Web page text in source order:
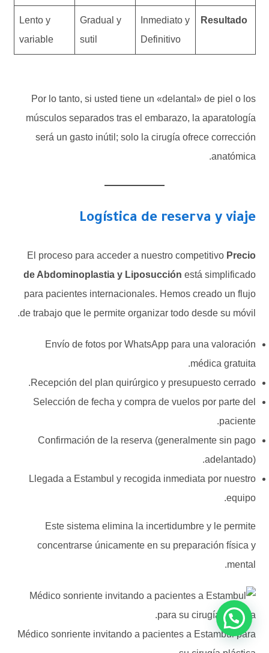
Resultado
Inmediato y
Definitivo
Gradual y
sutil
Lento y
variable
Por lo tanto, si usted tiene un «delantal» de piel o los
músculos separados tras el embarazo, la aparatología
será un gasto inútil; solo la cirugía ofrece corrección
anatómica.
Logística de reserva y viaje
El proceso para acceder a nuestro competitivo Precio
de Abdominoplastia y Liposucción está simplificado
para pacientes internacionales. Hemos creado un flujo
de trabajo que le permite organizar todo desde su móvil.
Envío de fotos por WhatsApp para una valoración
médica gratuita.
Recepción del plan quirúrgico y presupuesto cerrado.
Selección de fecha y compra de vuelos por parte del
paciente.
Confirmación de la reserva (generalmente sin pago
adelantado).
Llegada a Estambul y recogida inmediata por nuestro
equipo.
Este sistema elimina la incertidumbre y le permite
concentrarse únicamente en su preparación física y
mental.
Médico sonriente invitando a pacientes a Estambul para